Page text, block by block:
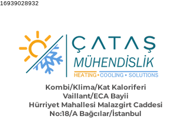
16939028932
Kombi/Klima/Kat Kaloriferi
Vaillant/ECA Bayii
Hürriyet Mahallesi Malazgirt Caddesi
No:18/A Bağcılar/İstanbul